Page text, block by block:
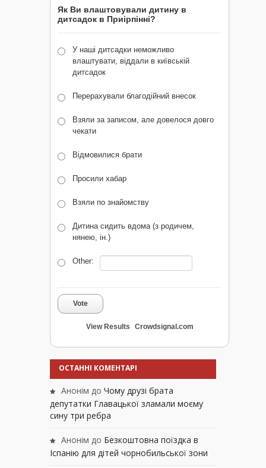
Як Ви влаштовували дитину в
дитсадок в Приірпінні?
У наші дитсадки неможливо
влаштувати, віддали в київській
дитсадок
Перерахували благодійний внесок
Взяли за записом, але довелося довго
чекати
Відмовилися брати
Просили хабар
Взяли по знайомству
Дитина сидить вдома (з родичем,
нянею, ін.)
Other:
Vote
View Results Crowdsignal.com
ОСТАННІ КОМЕНТАРІ
Анонім до Чому друзі брата
депутатки Главацької зламали моєму
сину три ребра
Анонім до Безкоштовна поїздка в
Іспанію для дітей чорнобильської зони